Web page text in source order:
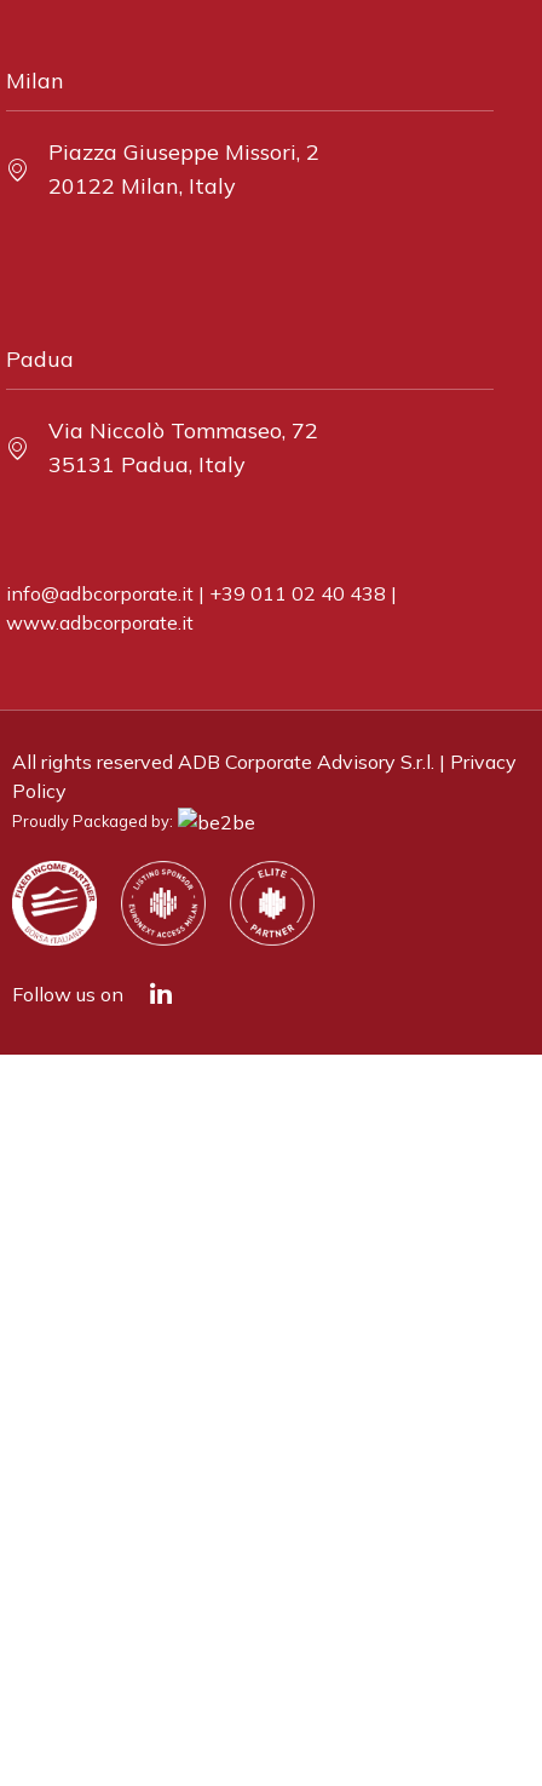
Milan
Piazza Giuseppe Missori, 2
20122 Milan, Italy
Padua
Via Niccolò Tommaseo, 72
35131 Padua, Italy
info@adbcorporate.it | +39 011 02 40 438 |
www.adbcorporate.it
All rights reserved ADB Corporate Advisory S.r.l. | Privacy
Policy
Proudly Packaged by:
Follow us on